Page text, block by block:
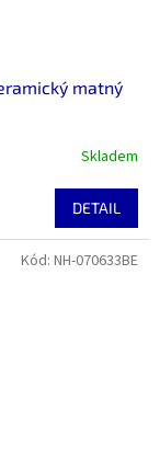
matný
Skladem
DETAIL
Kód: NH-070633BE